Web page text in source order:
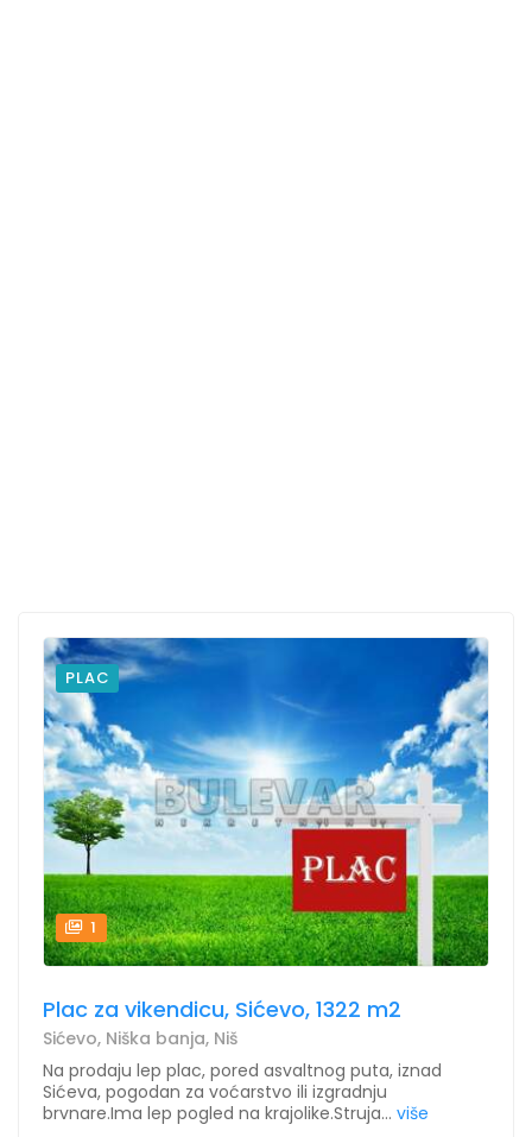
PLAC
1
Plac za vikendicu, Sićevo, 1322 m2
Sićevo, Niška banja, Niš
Na prodaju lep plac, pored asvaltnog puta, iznad
Sićeva, pogodan za voćarstvo ili izgradnju
brvnare.Ima lep pogled na krajolike.Struja... više